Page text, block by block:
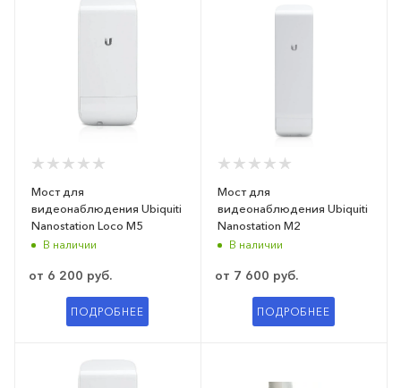
Мост для
видеонаблюдения Ubiquiti
Nanostation Loco M5
В наличии
от 6 200 руб.
ПОДРОБНЕЕ
Мост для
видеонаблюдения Ubiquiti
Nanostation M2
В наличии
от 7 600 руб.
ПОДРОБНЕЕ